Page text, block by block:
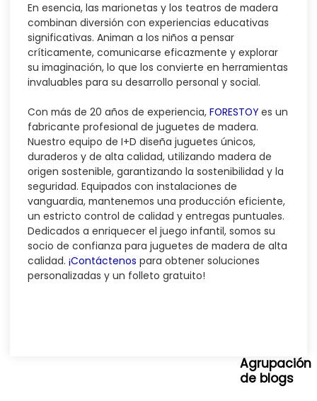
En esencia, las marionetas y los teatros de madera
combinan diversión con experiencias educativas
significativas. Animan a los niños a pensar
críticamente, comunicarse eficazmente y explorar
su imaginación, lo que los convierte en herramientas
invaluables para su desarrollo personal y social.
Con más de 20 años de experiencia, FORESTOYes un
fabricante profesional de juguetes de madera.
Nuestro equipo de I+D diseña juguetes únicos,
duraderos y de alta calidad, utilizando madera de
origen sostenible, garantizando la sostenibilidad y la
seguridad. Equipados con instalaciones de
vanguardia, mantenemos una producción eficiente,
un estricto control de calidad y entregas puntuales.
Dedicados a enriquecer el juego infantil, somos su
socio de confianza para juguetes de madera de alta
calidad. ¡Contáctenos para obtener soluciones
personalizadas y un folleto gratuito!
Agrupación
de blogs